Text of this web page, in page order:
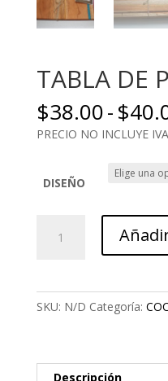
TABLA DE
$38.00-$
PRECIO NO INCLUYE IVA
DISEÑO
SKU: N/D Categoría:
Descripción